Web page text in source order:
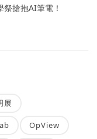
搶抱AI筆電！
展
OpView